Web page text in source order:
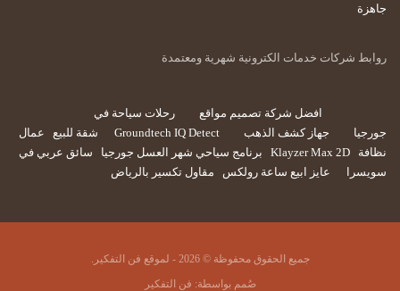
جاهزة
روابط شركات خدمات الكترونية شهرية ومعتمدة
افضل شركة تصميم مواقع
رحلات سياحة في
جورجيا
جهاز كشف الذهب Groundtech IQ Detect شقة للبيع
عمال
نظافة
Klayzer Max 2D برنامج سياحي شهر العسل جورجيا
سائق عربي في
سويسرا
عايز ابيع ساعة رولكس مقاول تكسير بالرياض
جميع الحقوق محفوظة © 2026 - لموقع فن التفكير.
صُمم بواسطة: فن التفكير